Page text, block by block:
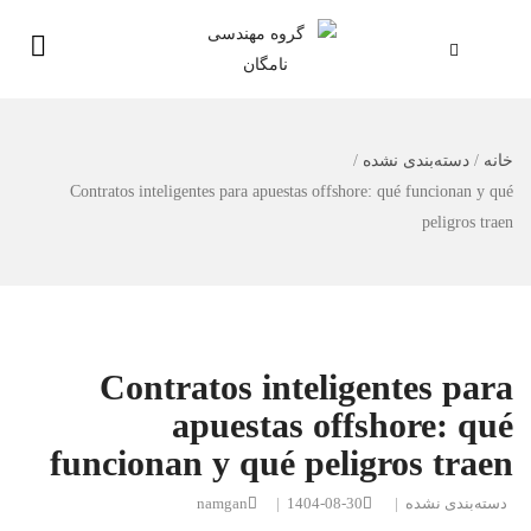
خانه / دسته‌بندی نشده /
Contratos inteligentes para apuestas offshore: qué funcionan y qué
peligros traen
Contratos inteligentes para
apuestas offshore: qué
funcionan y qué peligros traen
دسته‌بندی نشده |
1404-08-30
|
namgan